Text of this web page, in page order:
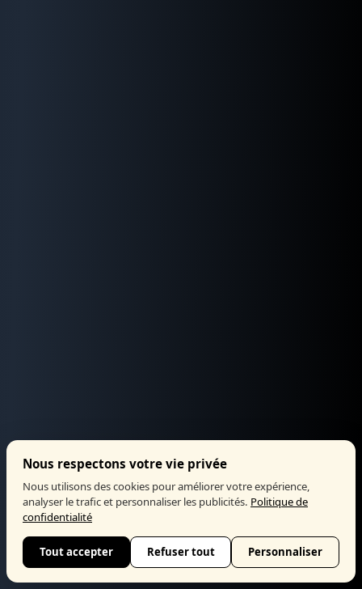
Nous respectons votre vie privée
Nous utilisons des cookies pour améliorer votre expérience,
analyser le trafic et personnaliser les publicités. Politique de
confidentialité
Tout accepter Refuser tout Personnaliser